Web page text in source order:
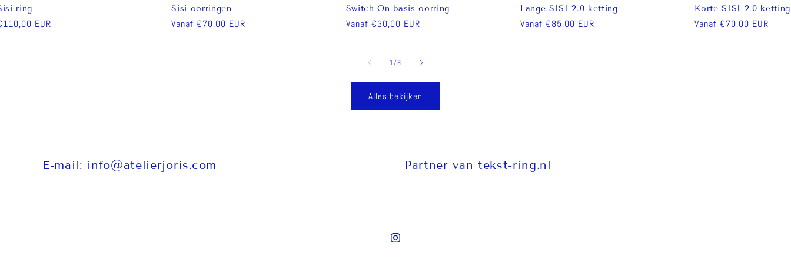
ring
EUR
Sisi oorringen
Normale
Vanaf €70,00 EUR
Switch On basis oorring
Normale
Vanaf €30,00 EUR
Lange SISI 2.0 ketting
Normale
Vanaf €85,00 EUR
Korte SISI 2.0 ketting
Normale
Vanaf €70,00 EUR
1/van
8
Alles bekijken
E-mail: info@atelierjoris.com Partner van tekst-ring.nl
Instagram